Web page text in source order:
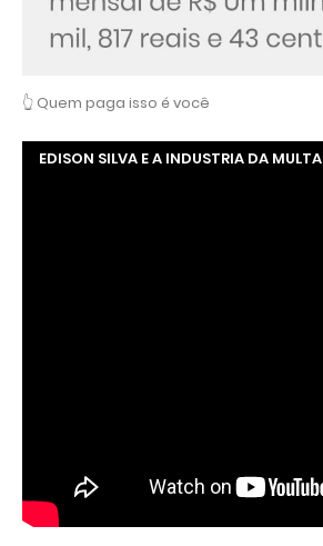
👆 Quem paga isso é você
EDISON SILVA E A INDUSTRIA DA MULTA